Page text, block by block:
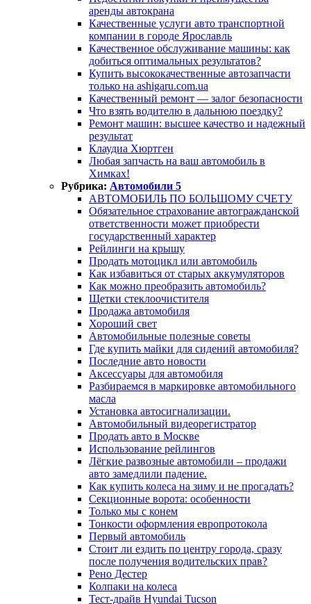
аренды автокрана
Качественные услуги авто транспортной
компании в городе Ярославль
Качественное обслуживание машины: как
добиться оптимальных результатов?
Купить высококачественные автозапчасти
только на ashigaru.com.ua
Качественный ремонт — залог безопасности
Что взять водителю в дальнюю поездку?
Ремонт машин: высшее качество и надежный
результат
Клаудиа Хюртген
Любая запчасть на ваш автомобиль в
Химках!
Рубрика: Автомобили 5
АВТОМОБИЛЬ ПО БОЛЬШОМУ СЧЕТУ
Обязательное страхование автогражданской
ответственности может приобрести
государственный характер
Рейлинги на крышу
Продать мотоцикл или автомобиль
Как избавиться от старых аккумуляторов
Как можно преобразить автомобиль?
Щетки стеклоочистителя
Продажа автомобиля
Хороший свет
Автомобильные полезные советы
Где купить майки для сидений автомобиля?
Последние авто новости
Аксессуары для автомобиля
Разбираемся в маркировке автомобильного
масла
Установка автосигнализации.
Автомобильный видеорегистратор
Продать авто в Москве
Использование рейлингов
Лёгкие развозные автомобили – продажи
авто замедлили падение.
Как купить колеса на зиму и не прогадать?
Секционные ворота: особенности
Только мы с конем
Тонкости оформления европротокола
Первый автомобиль
Стоит ли ездить по центру города, сразу
после получения водительских прав?
Рено Дестер
Колпаки на колеса
Тест-драйв Hyundai Tucson